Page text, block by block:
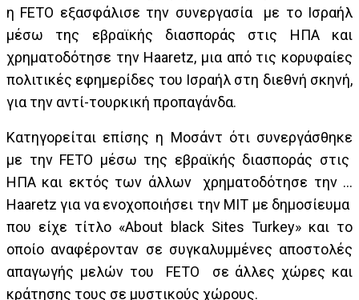
η FETO εξασφάλισε την συνεργασία με το Ισραήλ
μέσω της εβραϊκής διασποράς στις ΗΠΑ και
χρηματοδότησε την Haaretz, μια από τις κορυφαίες
πολιτικές εφημερίδες του Ισραήλ στη διεθνή σκηνή,
για την αντί-τουρκική προπαγάνδα.
Κατηγορείται επίσης η Μοσάντ ότι συνεργάσθηκε
με την FETO μέσω της εβραϊκής διασποράς στις
ΗΠΑ και εκτός των άλλων χρηματοδότησε την …
Haaretz για να ενοχοποιήσει την ΜΙΤ με δημοσίευμα
που είχε τίτλο «About black Sites Turkey» και το
οποίο αναφέρονταν σε συγκαλυμμένες αποστολές
απαγωγής μελών του FETO σε άλλες χώρες και
κράτησης τους σε μυστικούς χώρους.